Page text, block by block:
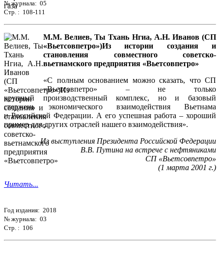
№ журнала: 05
Стр. : 108-111
М.М. Велиев, Ты Тхань Нгиа, А.Н. Иванов (СП
«Вьетсовпетро»)Из истории создания и
становления совместного советско-
вьетнамского предприятия «Вьетсовпетро»
«С полным основанием можно сказать, что СП
«Вьетсовпетро» – не только
крупный производственный комплекс, но и базовый
стержень экономического взаимодействия Вьетнама
и Российской Федерации. А его успешная работа – хороший
пример для других отраслей нашего взаимодействия».
Из выступления Президента Российской Федерации
В.В. Путина на встрече с нефтяниками
СП «Вьетсовпетро»
(1 марта 2001 г.)
Читать...
Год издания: 2018
№ журнала: 03
Стр. : 106